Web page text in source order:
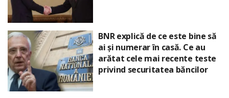
BNR explică de ce este bine să
ai și numerar în casă. Ce au
arătat cele mai recente teste
privind securitatea băncilor